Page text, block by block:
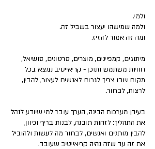
ולמי.
ולמה שמישהו יעצור בשביל זה.
ומה זה אמור להזיז.
מיתוגים, קמפיינים, מוצרים, סרטונים, סושיאל,
חוויות משתמש ותוכן - קריאייטיב נמצא בכל
מקום שבו צריך לגרום לאנשים לעצור, להבין,
לרצות, לבחור.
בעידן מערכות הבינה, הערך עובר למי שיודע לנהל
את התהליך: לזהות תובנה, לבנות בריף וכיוון,
להבין מותגים ואנשים, לבחור מה לעשות ולהוביל
את זה עד שזה נהיה קריאייטיב שעובד.